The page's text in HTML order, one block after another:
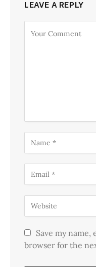
LEAVE A REPLY
Save my
browser for the